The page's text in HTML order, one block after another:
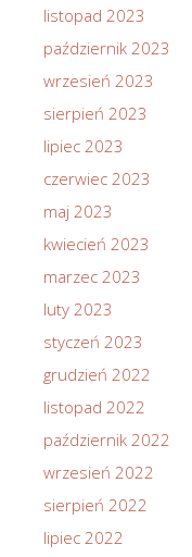
listopad 2023
październik 2023
wrzesień 2023
sierpień 2023
lipiec 2023
czerwiec 2023
maj 2023
kwiecień 2023
marzec 2023
luty 2023
styczeń 2023
grudzień 2022
listopad 2022
październik 2022
wrzesień 2022
sierpień 2022
lipiec 2022